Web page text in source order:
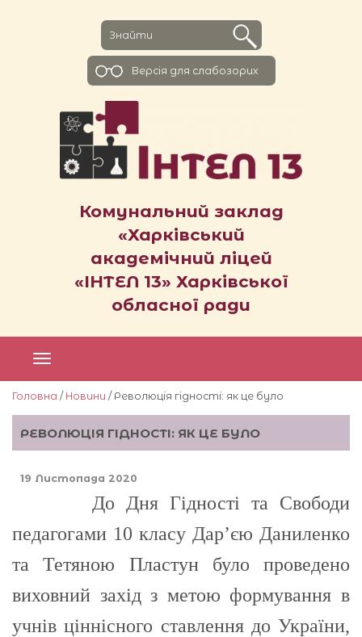
Комунальний заклад
«Харківський
академічний ліцей
«ІНТЕЛ 13» Харківської
обласної ради
Версiя для слабозорих
Головна / Новини / Революція гідності: як це було
РЕВОЛЮЦІЯ ГІДНОСТІ: ЯК ЦЕ БУЛО
19 Листопада 2020
До Дня Гідності та Свободи
педагогами 10 класу Дар’єю Даниленко
та Тетяною Пластун було проведено
виховний захід з метою формування в
учнів ціннісного ставлення до України,